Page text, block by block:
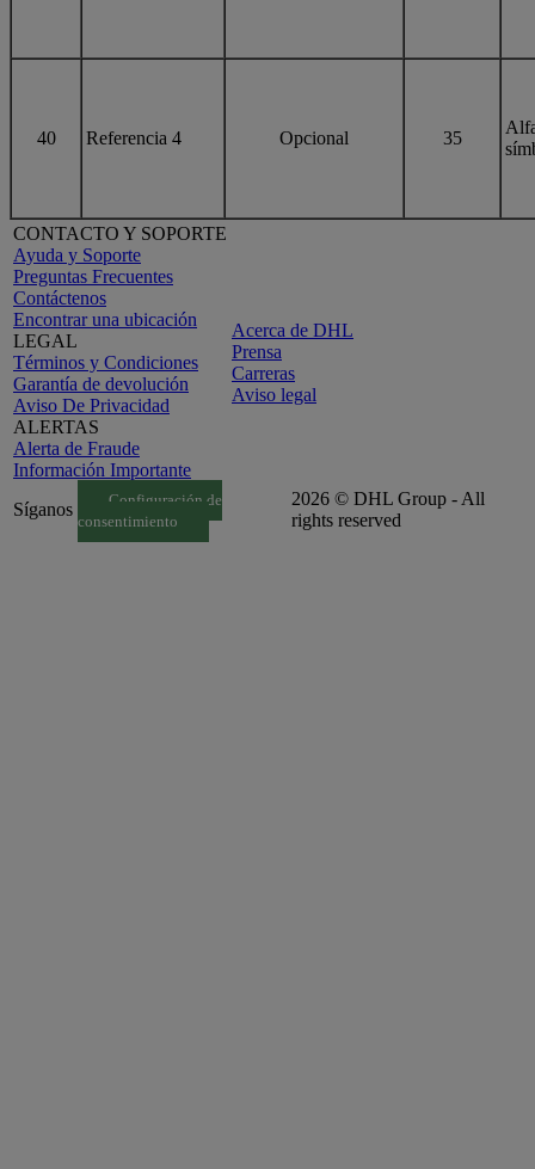
40 Referencia 4 Opcional 35
CONTACTO Y SOPORTE
Ayuda y Soporte
Preguntas Frecuentes
Contáctenos
Encontrar una ubicación
LEGAL
Términos y Condiciones
Garantía de devolución
Aviso De Privacidad
ALERTAS
Alerta de Fraude
Información Importante
Acerca de DHL
Prensa
Carreras
Aviso legal
Síganos
Configuración de
consentimiento
2026 © DHL Group - All
rights reserved